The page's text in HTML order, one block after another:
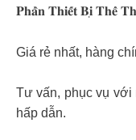
𝐏𝐡𝐚̂̀𝐧 𝐓𝐡𝐢𝐞̂́𝐭 𝐁𝐢̣ 𝐓𝐡𝐞̂̉
Giá rẻ nhất, hàng
Tư vấn, phục vụ với
hấp dẫn.